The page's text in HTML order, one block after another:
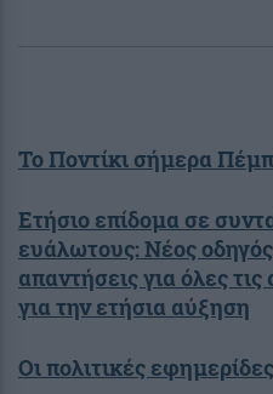
Το Ποντίκι σήμερα
Ετήσιο επίδομα σε
ευάλωτους: Νέος
απαντήσεις για όλες
για την ετήσια αύξηση
Οι πολιτικές